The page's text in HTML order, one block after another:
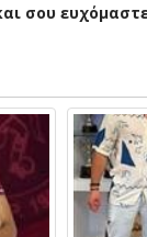
σου